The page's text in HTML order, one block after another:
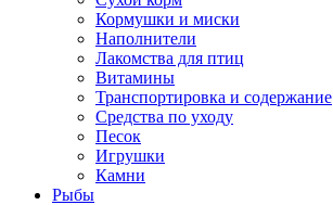
Кормушки и миски
Наполнители
Лакомства для птиц
Витамины
Транспортировка и содержание
Средства по уходу
Песок
Игрушки
Камни
Рыбы